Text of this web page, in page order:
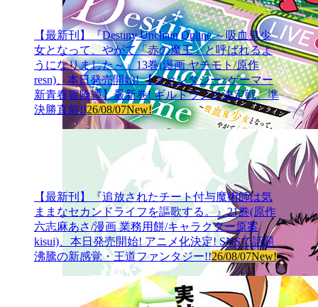
【最新刊】『Destiny Unchain Online ～吸血鬼少
女となって、やがて「赤の魔王」と呼ばれるよ
うになりました～』13巻(漫画 ヤチモト/原作
resn)、本日発売開始! 【ファンタジー×ゲーマー
新青春冒険譚】最新巻! ギルドランク決定戦、準
決勝直前!!26/08/07New!
【最新刊】『追放されたチート付与魔術師は気
ままなセカンドライフを謳歌する。』21巻(原作
六志麻あさ/漫画 業務用餅/キャラクター原案
kisui)、本日発売開始! アニメ化決定! SNSで話題
沸騰の新感覚・王道ファンタジー!!26/08/07New!